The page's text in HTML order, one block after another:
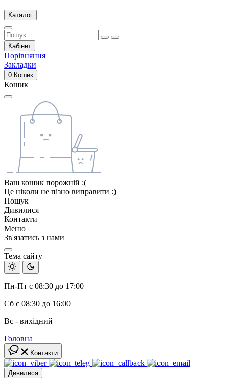
Каталог
Кабінет
Порівняння
Закладки
0 Кошик
Кошик
Ваш кошик порожній :(
Це ніколи не пізно виправити :)
Пошук
Дивилися
Контакти
Меню
Зв'язатись з нами
Тема сайту
Пн-Пт с 08:30 до 17:00
Сб с 08:30 до 16:00
Вс - вихідний
Головна
Контакти
Дивилися